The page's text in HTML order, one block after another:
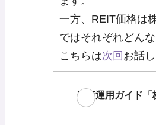
一方、REIT価格は
ではそれぞれどん
こちらは次回 お話
資産運用ガイド「